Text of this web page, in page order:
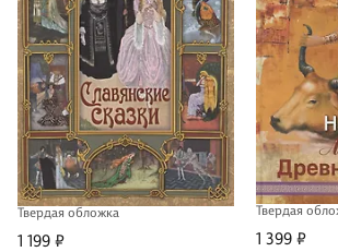
Твердая обложка
1 199 ₽
Твердая
1 399 ₽